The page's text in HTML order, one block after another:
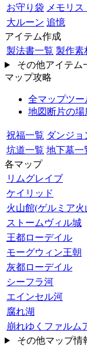
お守り袋 メモリス
大ルーン 追憶
アイテム作成
製法書一覧 製作素
その他アイテム
マップ攻略
全マップツー
地図断片の場
祝福一覧 ダンジョ
坑道一覧 地下墓一
各マップ
リムグレイブ
ケイリッド
火山館(ゲルミア火
ストームヴィル城
王都ローデイル
モーグウィン王朝
灰都ローデイル
シーフラ河
エインセル河
腐れ湖
崩れゆくファルム
その他マップ情